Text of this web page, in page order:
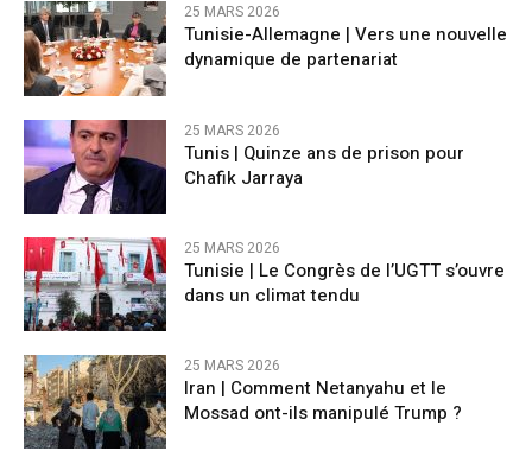
25 MARS 2026
Tunisie-Allemagne | Vers une nouvelle
dynamique de partenariat
25 MARS 2026
Tunis | Quinze ans de prison pour
Chafik Jarraya
25 MARS 2026
Tunisie | Le Congrès de l’UGTT s’ouvre
dans un climat tendu
25 MARS 2026
Iran | Comment Netanyahu et le
Mossad ont-ils manipulé Trump ?